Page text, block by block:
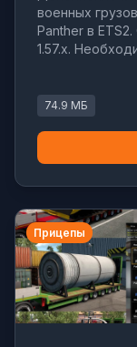
военных
Panther в
1.57.x.
74.9 МБ
Прицепы